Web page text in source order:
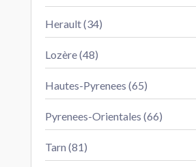
Herault (34)
Lozère (48)
Hautes-Pyrenees (65)
Pyrenees-Orientales (66)
Tarn (81)